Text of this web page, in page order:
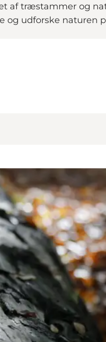
af træstammer og
udforske naturen